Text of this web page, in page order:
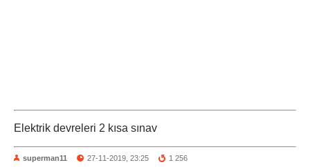
Elektrik devreleri 2 kısa sınav
superman11 27-11-2019, 23:25 1 256